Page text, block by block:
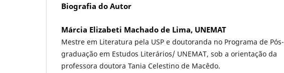
Biografia do Autor
Márcia Elizabeti Machado de Lima, UNEMAT
Mestre em Literatura pela USP e doutoranda no Programa de Pós-
graduação em Estudos Literários/ UNEMAT, sob a orientação da
professora doutora Tania Celestino de Macêdo.